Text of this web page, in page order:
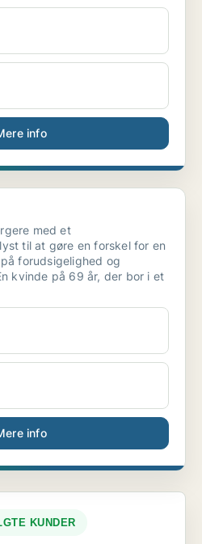
info
med et
til at gøre en forskel for en
forudsigelighed og
kvinde på 69 år, der bor i et
info
KUNDER